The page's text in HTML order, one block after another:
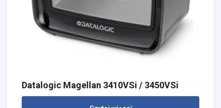
Datalogic Magellan 3410VSi / 3450VSi